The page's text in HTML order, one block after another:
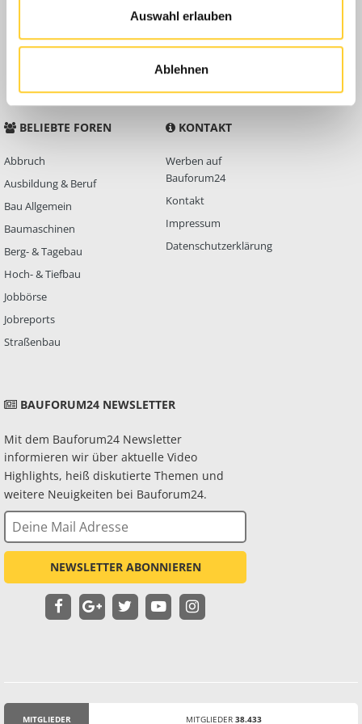
Auswahl erlauben
Ablehnen
Anleitungen
FAQ
Community Regeln
BELIEBTE FOREN
Abbruch
Ausbildung & Beruf
Bau Allgemein
Baumaschinen
Berg- & Tagebau
Hoch- & Tiefbau
Jobbörse
Jobreports
Straßenbau
KONTAKT
Werben auf
Bauforum24
Kontakt
Impressum
Datenschutzerklärung
BAUFORUM24 NEWSLETTER
Mit dem Bauforum24 Newsletter
informieren wir über aktuelle Video
Highlights, heiß diskutierte Themen und
weitere Neuigkeiten bei Bauforum24.
NEWSLETTER ABONNIEREN
MITGLIEDER MITGLIEDER 38.433